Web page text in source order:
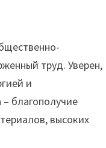
труд. Уверен,
и
благополучие
высоких